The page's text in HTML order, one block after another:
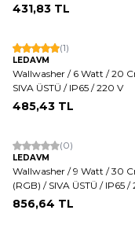
431,83 TL
(1)
LEDAVM
Wallwasher / 6 Watt / 20
SIVA ÜSTÜ / IP65 / 220 V
485,43 TL
(0)
LEDAVM
Wallwasher / 9 Watt / 30
(RGB) / SIVA ÜSTÜ / IP65 /
856,64 TL